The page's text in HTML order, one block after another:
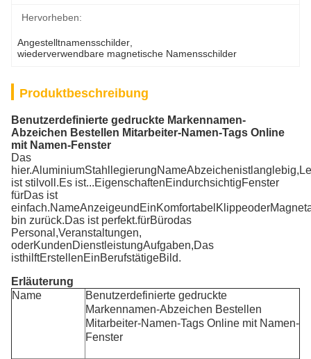
Hervorheben:
Angestelltnamensschilder
wiederverwendbare magnetische Namensschilder
Produktbeschreibung
Benutzerdefinierte gedruckte Markennamen-
Abzeichen Bestellen Mitarbeiter-Namen-Tags Online
mit Namen-Fenster
Das
hier.AluminiumStahllegierungNameAbzeichenistlanglebig,
ist stilvoll.Es ist...EigenschaftenEindurchsichtigFenster
fürDas ist
einfach.NameAnzeigeund EinKomfortabel KlippeoderMagnet
bin zurück.Das ist perfekt.fürBürodas
Personal,Veranstaltungen,
oderKundenDienstleistungAufgaben,Das
isthilftErstellenEinBerufstätigeBild.
Erläuterung
Name
Benutzerdefinierte gedruckte
Markennamen-Abzeichen Bestellen
Mitarbeiter-Namen-Tags Online mit Namen-
Fenster